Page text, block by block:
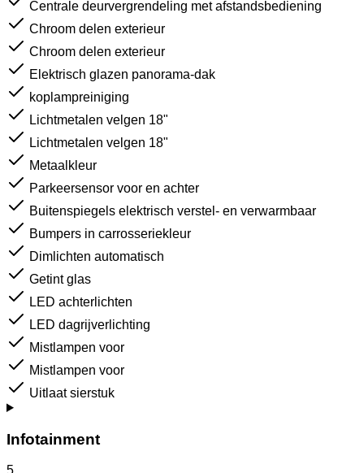
Centrale deurvergrendeling met afstandsbediening
Chroom delen exterieur
Chroom delen exterieur
Elektrisch glazen panorama-dak
koplampreiniging
Lichtmetalen velgen 18"
Lichtmetalen velgen 18"
Metaalkleur
Parkeersensor voor en achter
Buitenspiegels elektrisch verstel- en verwarmbaar
Bumpers in carrosseriekleur
Dimlichten automatisch
Getint glas
LED achterlichten
LED dagrijverlichting
Mistlampen voor
Mistlampen voor
Uitlaat sierstuk
Infotainment